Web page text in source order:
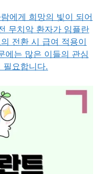
에게 희망의 빛이 되어
무치악 환자가 임플란
전환 시 급여 적용이
에는 많은 이들의 관심
필요합니다.